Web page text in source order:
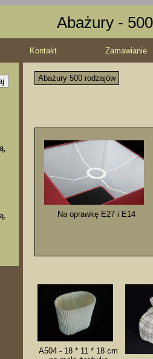
Abażury -
Kontakt Zamawianie
Abażury 500 rodzajów
Na oprawkę E27 i E14
A504 - 18 * 11 * 18 cm